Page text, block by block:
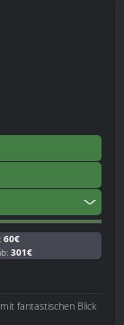
60€
301€
fantastischen Blick